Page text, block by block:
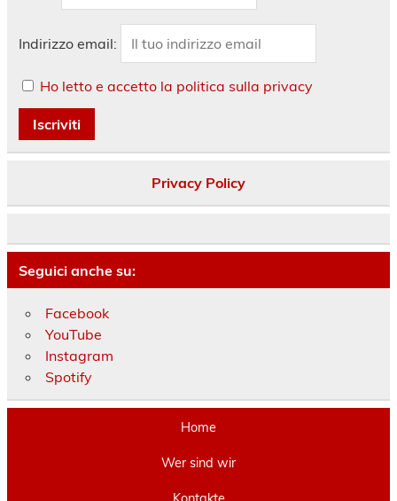
Indirizzo email:
Ho letto e accetto la politica sulla privacy
Privacy Policy
Seguici anche su:
Facebook
YouTube
Instagram
Spotify
Home
Wer sind wir